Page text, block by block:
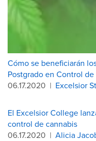
Cómo se beneficiarán
Postgrado en Control
06.17.2020 | Excelsior
El Excelsior College
control de cannabis
06.17.2020 | Alicia